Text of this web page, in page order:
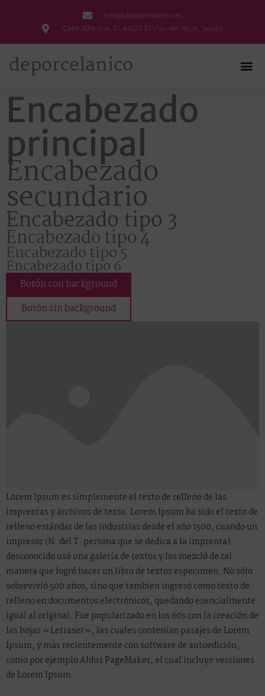
info@deporcelanico.es
Calle Alfarería, 21, 41520 El Viso del Alcor, Sevilla
deporcelanico
Encabezado
principal
Encabezado
secundario
Encabezado tipo 3
Encabezado tipo 4
Encabezado tipo 5
Encabezado tipo 6
Botón con background
Botón sin background
Lorem Ipsum es simplemente el texto de relleno de las
imprentas y archivos de texto. Lorem Ipsum ha sido el texto de
relleno estándar de las industrias desde el año 1500, cuando un
impresor (N. del T. persona que se dedica a la imprenta)
desconocido usó una galería de textos y los mezcló de tal
manera que logró hacer un libro de textos especimen. No sólo
sobrevivió 500 años, sino que tambien ingresó como texto de
relleno en documentos electrónicos, quedando esencialmente
igual al original. Fue popularizado en los 60s con la creación de
las hojas «Letraset», las cuales contenian pasajes de Lorem
Ipsum, y más recientemente con software de autoedición,
como por ejemplo Aldus PageMaker, el cual incluye versiones
de Lorem Ipsum.